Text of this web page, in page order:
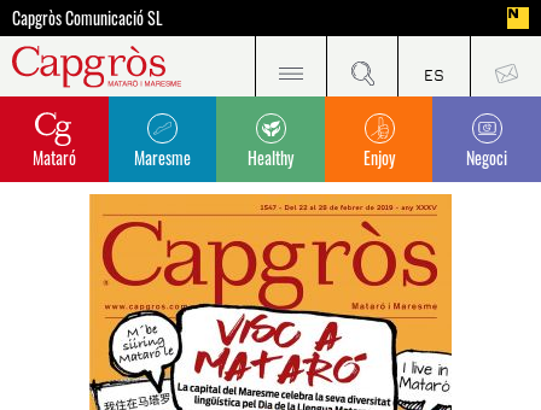
Capgròs Comunicació SL
Mataró Maresme Healthy Enjoy Negoci